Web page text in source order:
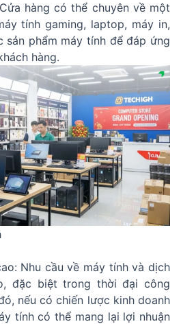
hàng có thể chuyên về một
tính gaming, laptop, máy in,
sản phẩm máy tính để đáp ứng
hàng.
Nhu cầu về máy tính và dịch
đặc biệt trong thời đại công
nếu có chiến lược kinh doanh
tính có thể mang lại lợi nhuận